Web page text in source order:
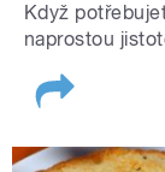
Když
naprostou